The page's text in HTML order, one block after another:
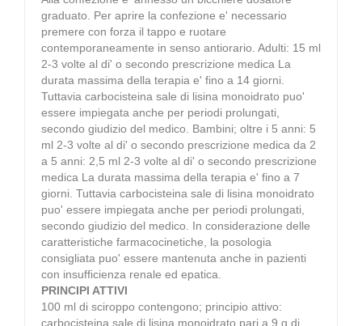
graduato. Per aprire la confezione e' necessario
premere con forza il tappo e ruotare
contemporaneamente in senso antiorario. Adulti: 15 ml
2-3 volte al di' o secondo prescrizione medica La
durata massima della terapia e' fino a 14 giorni.
Tuttavia carbocisteina sale di lisina monoidrato puo'
essere impiegata anche per periodi prolungati,
secondo giudizio del medico. Bambini; oltre i 5 anni: 5
ml 2-3 volte al di' o secondo prescrizione medica da 2
a 5 anni: 2,5 ml 2-3 volte al di' o secondo prescrizione
medica La durata massima della terapia e' fino a 7
giorni. Tuttavia carbocisteina sale di lisina monoidrato
puo' essere impiegata anche per periodi prolungati,
secondo giudizio del medico. In considerazione delle
caratteristiche farmacocinetiche, la posologia
consigliata puo' essere mantenuta anche in pazienti
con insufficienza renale ed epatica.
PRINCIPI ATTIVI
100 ml di sciroppo contengono; principio attivo:
carbocisteina sale di lisina monoidrato pari a 9 g di